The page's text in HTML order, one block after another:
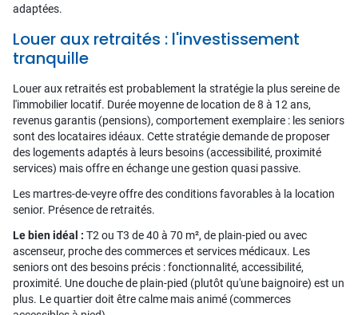
adaptées.
Louer aux retraités : l'investissement
tranquille
Louer aux retraités est probablement la stratégie la plus sereine de
l'immobilier locatif. Durée moyenne de location de 8 à 12 ans,
revenus garantis (pensions), comportement exemplaire : les seniors
sont des locataires idéaux. Cette stratégie demande de proposer
des logements adaptés à leurs besoins (accessibilité, proximité
services) mais offre en échange une gestion quasi passive.
Les martres-de-veyre offre des conditions favorables à la location
senior. Présence de retraités.
Le bien idéal : T2 ou T3 de 40 à 70 m², de plain-pied ou avec
ascenseur, proche des commerces et services médicaux. Les
seniors ont des besoins précis : fonctionnalité, accessibilité,
proximité. Une douche de plain-pied (plutôt qu'une baignoire) est un
plus. Le quartier doit être calme mais animé (commerces